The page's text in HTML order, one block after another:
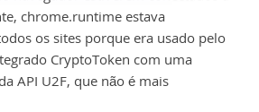
chrome.runtime estava
os sites porque era usado pelo
CryptoToken com uma
API U2F, que não é mais